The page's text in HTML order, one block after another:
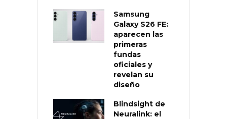
Samsung
Galaxy S26 FE:
aparecen las
primeras
fundas
oficiales y
revelan su
diseño
Blindsight de
Neuralink: el